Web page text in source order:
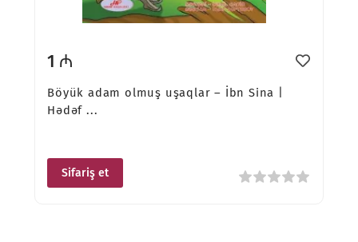
1 ₼
Böyük adam olmuş uşaqlar – İbn Sina |
Hədəf ...
Sifariş et